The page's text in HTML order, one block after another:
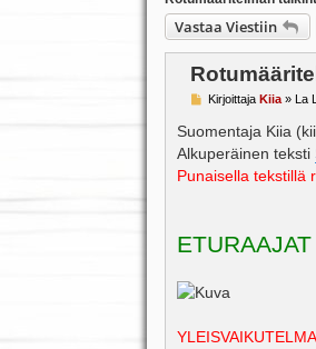
Vastaa Viestiin
V
e
t
Kirjoittaja Kiia» La
Suomentaja Kiia
Alkuperäinen teksti
Punaisella tekstillä
ETURAAJAT